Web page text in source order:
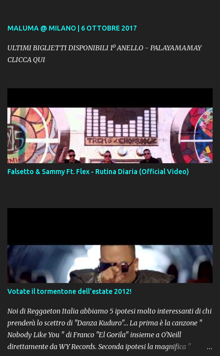
MALUMA @ MILANO | 6 OTTOBRE 2017
ULTIMI BIGLIETTI DISPONIBILI 1º ANELLO - PALAYAMAMAY
CLICCA QUI
Falsetto & Sammy Ft. Flex - Rutina Diaria (Official Video)
Votate il tormentone dell'estate 2012!
Noi di Reggaeton Italia abbiamo 5 ipotesi molto interessanti di chi
prenderà lo scettro di "Danza Kuduro"... La prima è la canzone "
Nobody Like You " di Franco "El Gorila" insieme a O'Neill
direttamente da WY Records. Seconda ipotesi la magnifica "